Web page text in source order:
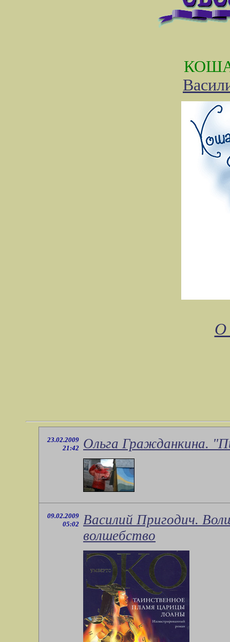
О
23.02.2009
21:42
Ольга Гражданкина.
09.02.2009
05:02 Василий Пригодич.
волшебство